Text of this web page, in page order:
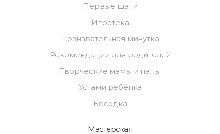
Первые шаги
Игротека
Познавательная минутка
Рекомендации для родителей
Творческие мамы и папы
Устами ребёнка
Беседка
Мастерская